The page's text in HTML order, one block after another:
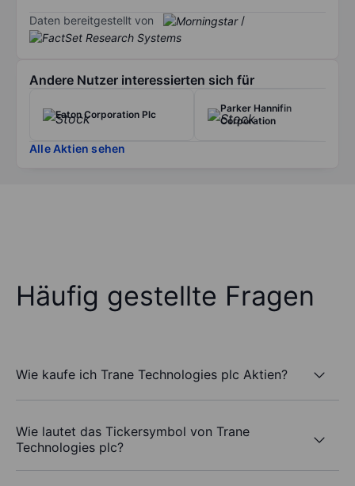
Daten bereitgestellt von /
Andere Nutzer interessierten sich für
Eaton Corporation Plc
Parker Hannifin
Corporation
Alle Aktien sehen
Häufig gestellte Fragen
Wie kaufe ich Trane Technologies plc Aktien?
Wie lautet das Tickersymbol von Trane
Technologies plc?